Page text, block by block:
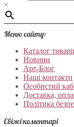
×
Меню сайту:
Каталог
Новини
Арт-Блог
Наші контакти
Особистий
Доставка,
Політика
Свіжі коментарі